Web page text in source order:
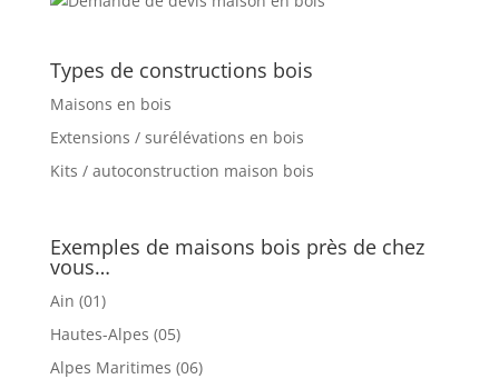
Types de constructions bois
Maisons en bois
Extensions / surélévations en bois
Kits / autoconstruction maison bois
Exemples de maisons bois près de chez
vous…
Ain (01)
Hautes-Alpes (05)
Alpes Maritimes (06)